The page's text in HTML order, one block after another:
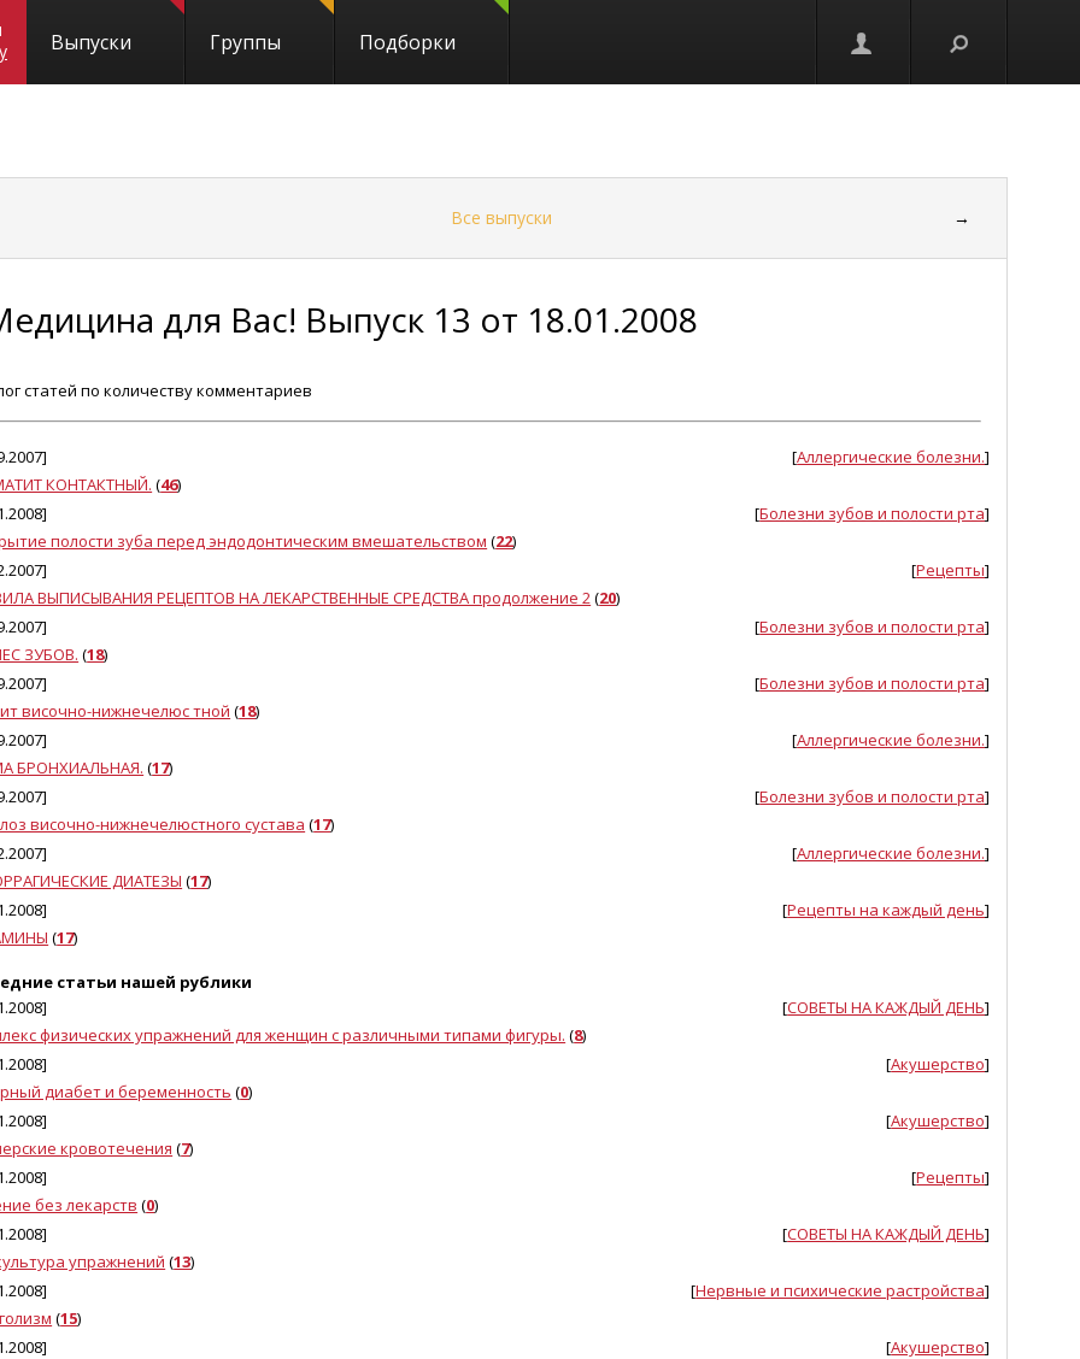
Выпуски Группы Подборки
Все выпуски →
для Вас! Выпуск 13 от 18.01.2008
статей по количеству комментариев
[Аллергические болезни.]
КОНТАКТНЫЙ. (46)
[Болезни зубов и полости рта]
полости зуба перед эндодонтическим вмешательством (22)
[Рецепты]
ВЫПИСЫВАНИЯ РЕЦЕПТОВ НА ЛЕКАРСТВЕННЫЕ СРЕДСТВА продолжение 2(20)
[Болезни зубов и полости рта]
ЗУБОВ. (18)
[Болезни зубов и полости рта]
височно-нижнечелюс тной (18)
[Аллергические болезни.]
БРОНХИАЛЬНАЯ. (17)
[Болезни зубов и полости рта]
височно-нижнечелюстного сустава (17)
[Аллергические болезни.]
ДИАТЕЗЫ (17)
[Рецепты на каждый день]
(17)
статьи нашей рублики
[СОВЕТЫ НА КАЖДЫЙ ДЕНЬ]
физических упражнений для женщин с различными типами фигуры. (8)
[Акушерство]
диабет и беременность (0)
[Акушерство]
кровотечения (7)
[Рецепты]
без лекарств (0)
[СОВЕТЫ НА КАЖДЫЙ ДЕНЬ]
упражнений (13)
[Нервные и психические растройства]
(15)
[Акушерство]